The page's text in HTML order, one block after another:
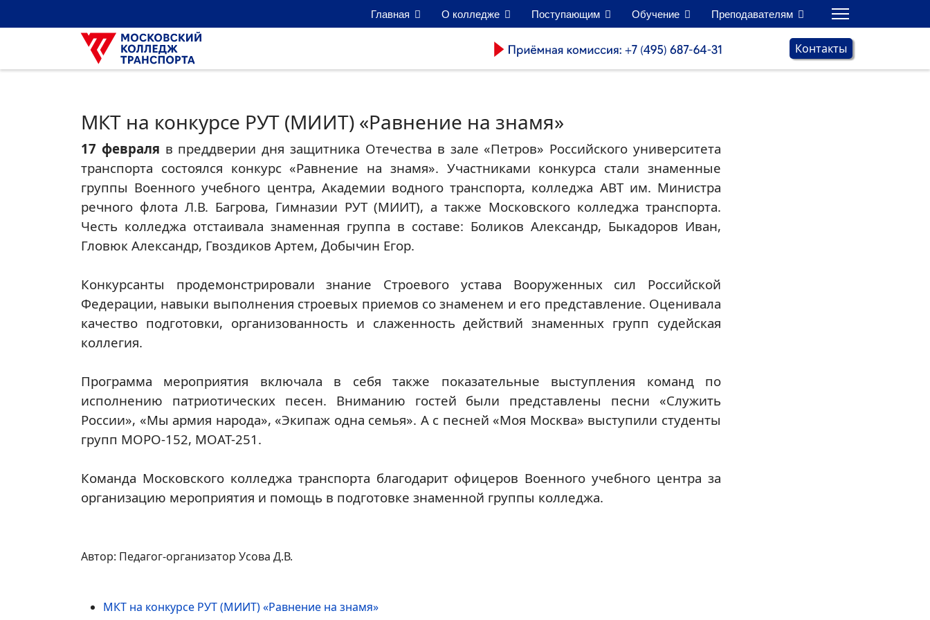
Главная О колледже Поступающим Обучение Преподавателям
Контакты
МКТ на конкурсе РУТ (МИИТ) «Равнение на знамя»
17 февраля в преддверии дня защитника Отечества в зале «Петров» Российского университета
транспорта состоялся конкурс «Равнение на знамя». Участниками конкурса стали знаменные
группы Военного учебного центра, Академии водного транспорта, колледжа АВТ им. Министра
речного флота Л.В. Багрова, Гимназии РУТ (МИИТ), а также Московского колледжа транспорта.
Честь колледжа отстаивала знаменная группа в составе: Боликов Александр, Быкадоров Иван,
Гловюк Александр, Гвоздиков Артем, Добычин Егор.
Конкурсанты продемонстрировали знание Строевого устава Вооруженных сил Российской
Федерации, навыки выполнения строевых приемов со знаменем и его представление. Оценивала
качество подготовки, организованность и слаженность действий знаменных групп судейская
коллегия.
Программа мероприятия включала в себя также показательные выступления команд по
исполнению патриотических песен. Вниманию гостей были представлены песни «Служить
России», «Мы армия народа», «Экипаж одна семья». А с песней «Моя Москва» выступили студенты
групп МОРО-152, МОАТ-251.
Команда Московского колледжа транспорта благодарит офицеров Военного учебного центра за
организацию мероприятия и помощь в подготовке знаменной группы колледжа.
Автор: Педагог-организатор Усова Д.В.
МКТ на конкурсе РУТ (МИИТ) «Равнение на знамя»